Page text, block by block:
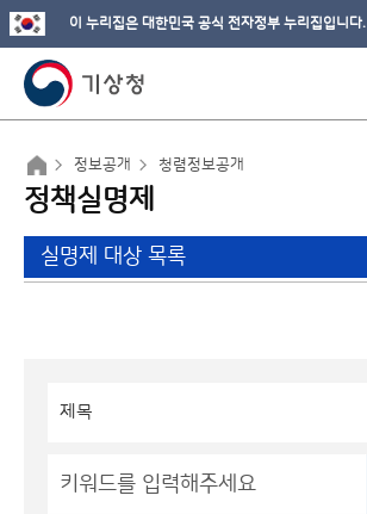
이 누리집은 대한민국 공식 전자정부 누리집입니다.
정보공개 청렴정보공개
정책실명제
실명제 대상 목록